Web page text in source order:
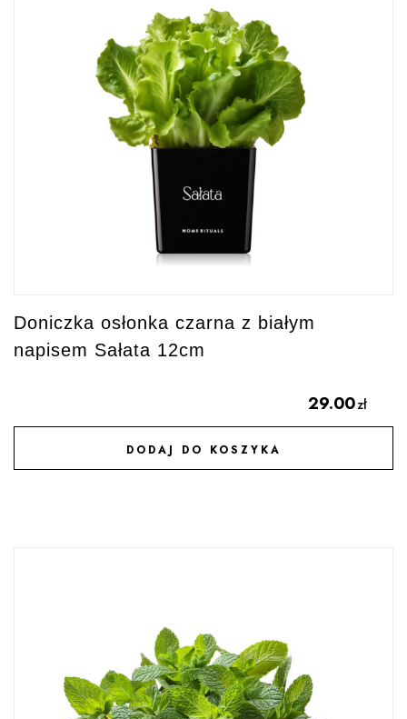
Doniczka osłonka czarna z białym
napisem Sałata 12cm
29.00zł
DODAJ DO KOSZYKA
DODAJ DO ULUBIONYCH